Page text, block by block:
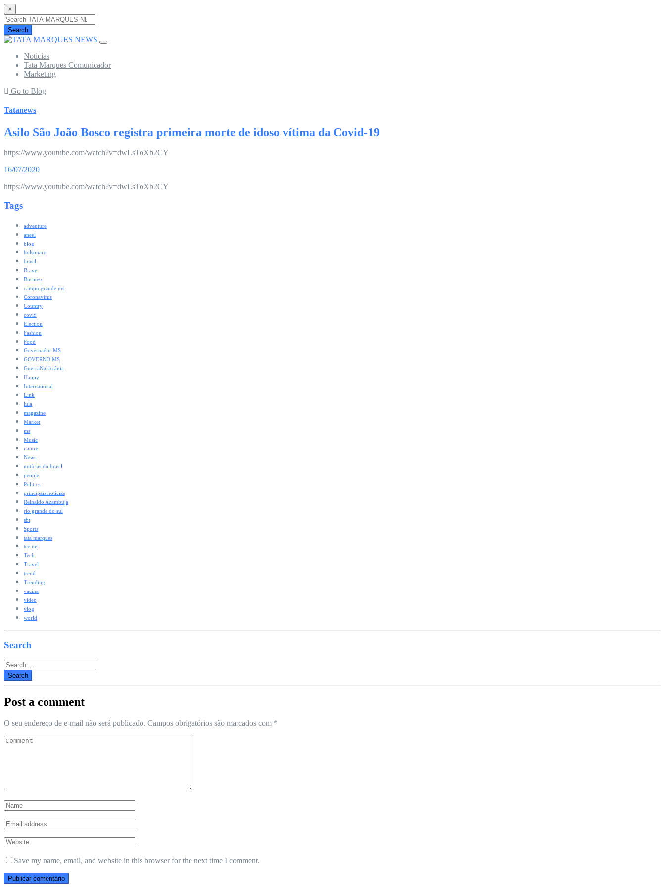
×
Search
Noticias
Tata Marques Comunicador
Marketing
Go to Blog
Tatanews
Asilo São João Bosco registra primeira morte de idoso vítima da Covid-19
https://www.youtube.com/watch?v=dwLsToXb2CY
16/07/2020
https://www.youtube.com/watch?v=dwLsToXb2CY
Tags
adventure
aneel
blog
bolsonaro
brasil
Brave
Business
campo grande ms
Coronavírus
Country
covid
Election
Fashion
Food
Governador MS
GOVERNO MS
GuerraNaUcrânia
Happy
International
Link
lula
magazine
Market
ms
Music
nature
News
notícias do brasil
people
Politics
principais notícias
Reinaldo Azambuja
rio grande do sul
sbt
Sports
tata marques
tce ms
Tech
Travel
trend
Trending
vacina
video
vlog
world
Search
Search
for:
Post a comment
O seu endereço de e-mail não será publicado. Campos obrigatórios são marcados com *
Save my name, email, and website in this browser for the next time I comment.